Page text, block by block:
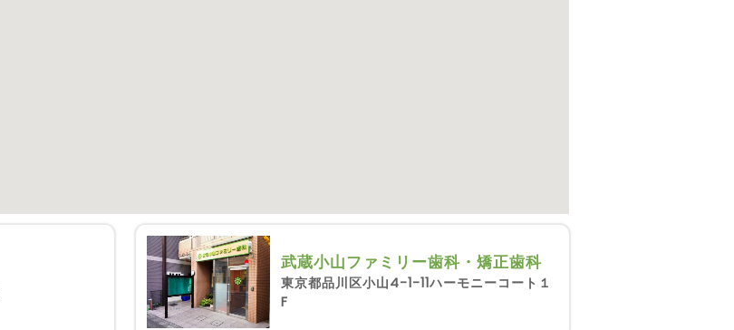
武蔵小山ファミリー歯科・矯正歯科
東京都品川区小山4-1-11ハーモニーコート１
F